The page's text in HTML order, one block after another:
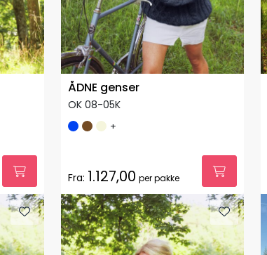
ÅDNE genser
OK 08-05K
+
Fra: 1.127,00 per pakke